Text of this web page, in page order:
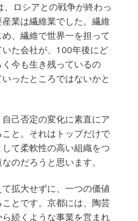
ロシアとの戦争が終わっ
業は繊維業でした。繊維
、繊維で世界一を担って
た会社が、100年後にど
今も生き残っているの
ったところではないかと
己否定の変化に素直にア
と。それはトップだけで
て柔軟性の高い組織をつ
のだろうと思います。
拡大せずに、一つの価値
とです。京都には、陶芸
続くような事業を営まれ